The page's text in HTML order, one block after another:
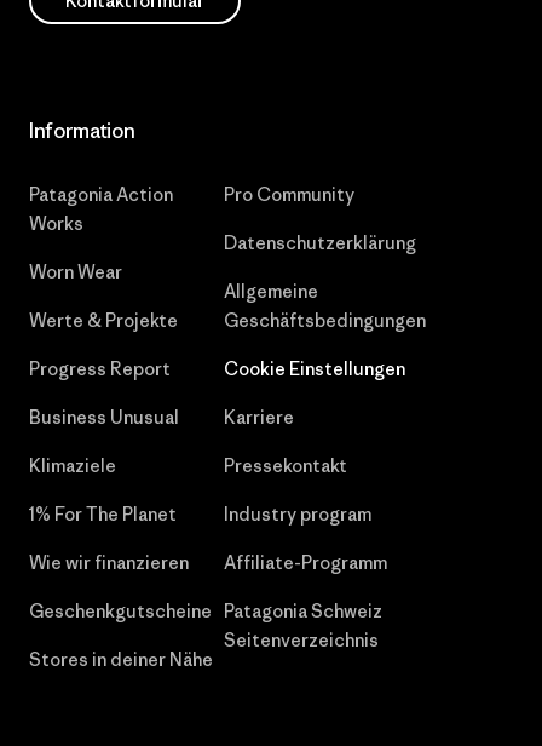
Information
Patagonia Action
Works
Worn Wear
Werte & Projekte
Progress Report
Business Unusual
Klimaziele
1% For The Planet
Wie wir finanzieren
Geschenkgutscheine
Stores in deiner Nähe
Pro Community
Datenschutzerklärung
Allgemeine
Geschäftsbedingungen
Cookie Einstellungen
Karriere
Pressekontakt
Industry program
Affiliate-Programm
Patagonia Schweiz
Seitenverzeichnis